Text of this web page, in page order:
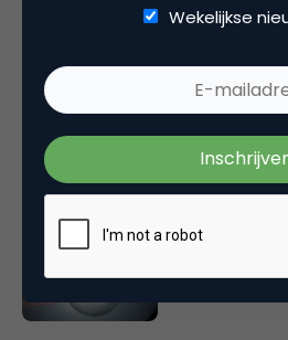
Wake-
en
Creatieve
verbinder
Wekelijkse